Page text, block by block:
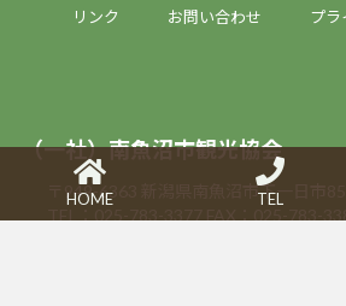
リンク お問い合わせ プラ
（一社）南魚沼市観光協会
〒949-6363 新潟県南魚沼市下一日市
HOME TEL